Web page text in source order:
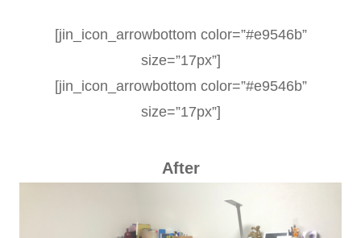
[jin_icon_arrowbottom color=”#e9546b”
size=”17px”]
[jin_icon_arrowbottom color=”#e9546b”
size=”17px”]
After